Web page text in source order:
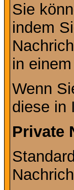
Sie
indem
in
Wenn
diese in
Private